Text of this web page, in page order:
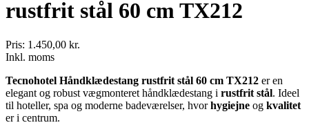
rustfrit stål 60 cm TX212
Pris: 1.450,00 kr.
Inkl. moms
Tecnohotel Håndklædestang rustfrit stål 60 cm TX212 er en
elegant og robust vægmonteret håndklædestang i rustfrit stål. Ideel
til hoteller, spa og moderne badeværelser, hvorhygiejne og kvalitet
er i centrum.